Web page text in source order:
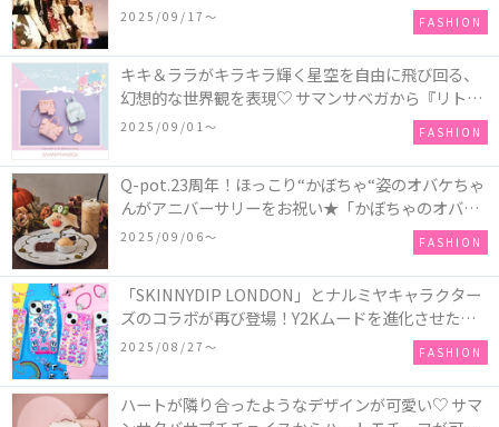
2025/09/17〜 FASHION
キキ＆ララがキラキラ輝く星空を自由に飛び回る、
幻想的な世界観を表現♡ サマンサベガから『リトル
ツインスターズ』50周年アニバーサリーイヤー』を
2025/09/01〜 FASHION
Q-pot.23周年！ほっこり“かぼちゃ“姿のオバケちゃ
んがアニバーサリーをお祝い★「かぼちゃのオバケ
ーキアクセサリー」が新発売！Q-pot CAFE.では
「かぼちゃのオバケーキプレート」も登場
2025/09/06〜 FASHION
「SKINNYDIP LONDON」とナルミヤキャラクター
ズのコラボが再び登場！Y2Kムードを進化させた新
作コレクションを発売♪
2025/08/27〜 FASHION
ハートが隣り合ったようなデザインが可愛い♡ サマ